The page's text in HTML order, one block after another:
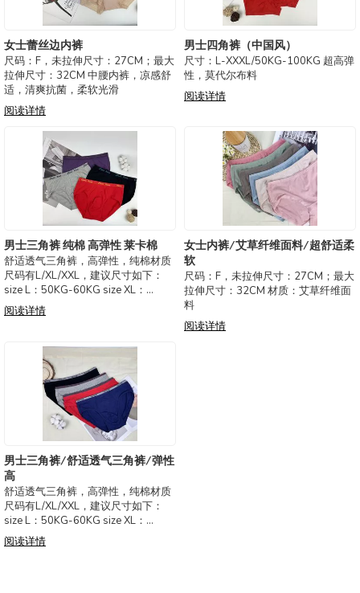
女士蕾丝边内裤
尺码：F，未拉伸尺寸：27CM；最大
拉伸尺寸：32CM 中腰内裤，凉感舒
适，清爽抗菌，柔软光滑
阅读详情
男士四角裤（中国风）
尺寸：L-XXXL/50KG-100KG 超高弹
性，莫代尔布料
阅读详情
男士三角裤 纯棉 高弹性 莱卡棉
舒适透气三角裤，高弹性，纯棉材质
尺码有L/XL/XXL，建议尺寸如下：
size L：50KG-60KG size XL：
60KG-70KG sizeXXL：70KG-80KG
sizeXXXL：80KG-100KG
阅读详情
女士内裤/艾草纤维面料/超舒适柔
软
尺码：F，未拉伸尺寸：27CM；最大
拉伸尺寸：32CM 材质：艾草纤维面
料
阅读详情
男士三角裤/舒适透气三角裤/弹性
高
舒适透气三角裤，高弹性，纯棉材质
尺码有L/XL/XXL，建议尺寸如下：
size L：50KG-60KG size XL：
60KG-70KG sizeXXL：70KG-80KG
sizeXXXL：80KG-100KG
阅读详情